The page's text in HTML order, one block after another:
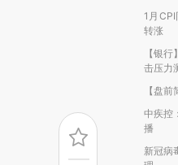
1月
转涨
【银
击压力
【盘
中疾控
播
新冠病